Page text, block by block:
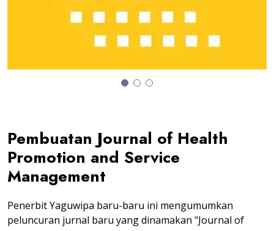
Pembuatan Journal of Health
Promotion and Service
Management
Penerbit Yaguwipa baru-baru ini mengumumkan
peluncuran jurnal baru yang dinamakan "Journal of